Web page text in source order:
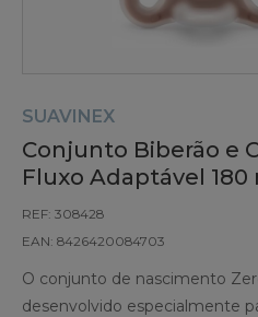
SUAVINEX
Conjunto Biberão e
Fluxo Adaptável 180
REF: 308428
EAN: 8426420084703
O conjunto de nascimento
desenvolvido especialmente